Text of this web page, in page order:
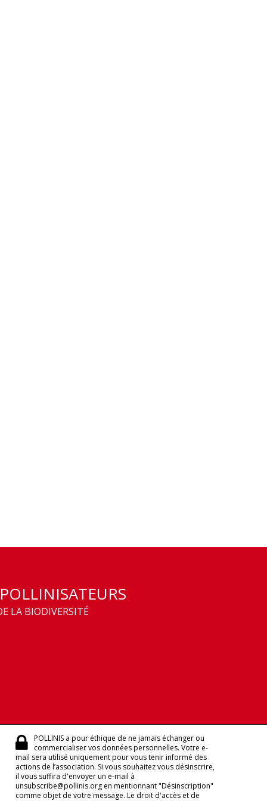
LA BIODIVERSITÉ
POLLINIS a pour éthique de ne jamais échanger ou
commercialiser vos données personnelles. Votre e-
mail sera utilisé uniquement pour vous tenir informé des
actions de l’association. Si vous souhaitez vous désinscrire,
il vous suffira d'envoyer un e-mail à
unsubscribe@pollinis.org en mentionnant "Désinscription"
comme objet de votre message. Le droit d'accès et de